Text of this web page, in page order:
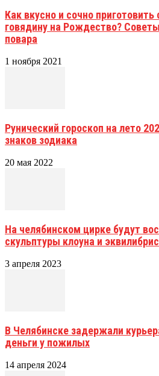
Как вкусно и сочно приготовить
говядину на Рождество?
повара
1 ноября 2021
Рунический гороскоп на лето
знаков зодиака
20 мая 2022
На челябинском цирке будут
скульптуры клоуна и
3 апреля 2023
В Челябинске задержали
деньги у пожилых
14 апреля 2024